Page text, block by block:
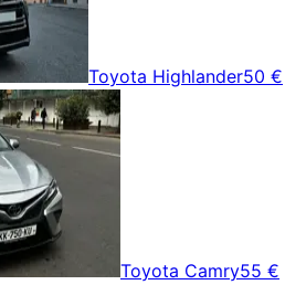
Toyota Highlander50 €
Toyota Camry55 €